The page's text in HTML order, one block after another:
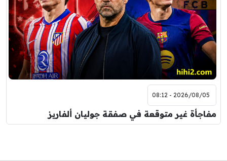
2026/08/05 - 08:12
مفاجأة غير متوقعة في صفقة جوليان ألفاريز